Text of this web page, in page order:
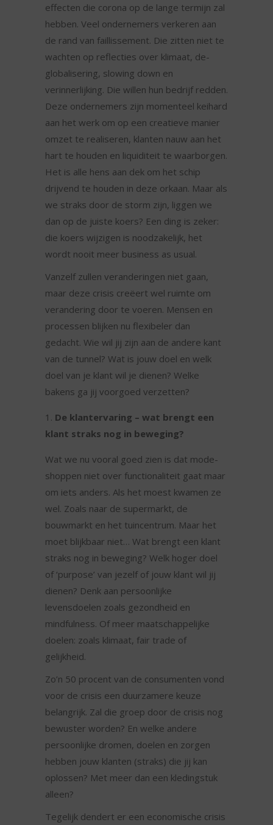
effecten die corona op de lange termijn zal
hebben. Veel ondernemers verkeren aan
de rand van faillissement. Die zitten niet te
wachten op reflecties over klimaat, de-
globalisering, slowing down en
verinnerlijking. Die willen hun bedrijf redden.
Deze ondernemers zijn momenteel keihard
aan het werk om op een creatieve manier
omzet te realiseren, klanten nauw aan het
hart te houden en liquiditeit te waarborgen.
Het is alle hens aan dek om het schip
drijvend te houden in deze orkaan. Maar als
we straks door de storm zijn, liggen we
dan op de juiste koers? Een ding is zeker:
die koers wijzigen is noodzakelijk, het
wordt nooit meer business as usual.
Vanzelf zullen veranderingen niet gaan,
maar deze crisis creëert wel ruimte om
verandering door te voeren. Mensen en
processen blijken nu flexibeler dan
gedacht. Wie wil jij zijn aan de andere kant
van de tunnel? Wat is jouw doel en welk
doel van je klant wil je dienen? Welke
bakens ga jij voorgoed verzetten?
De klantervaring – wat brengt een
klant straks nog in beweging?
Wat we nu vooral goed zien is dat mode-
shoppen niet over functionaliteit gaat maar
om iets anders. Als het moest kwamen ze
wel. Zoals naar de supermarkt, de
bouwmarkt en het tuincentrum. Maar het
moet blijkbaar niet… Wat brengt een klant
straks nog in beweging? Welk hoger doel
of ‘purpose’ van jezelf of jouw klant wil jij
dienen? Denk aan persoonlijke
levensdoelen zoals gezondheid en
mindfulness. Of meer maatschappelijke
doelen: zoals klimaat, fair trade of
gelijkheid.
Zo’n 50 procent van de consumenten vond
voor de crisis een duurzamere keuze
belangrijk. Zal die groep door de crisis nog
bewuster worden? En welke andere
persoonlijke dromen, doelen en zorgen
hebben jouw klanten (straks) die jij kan
oplossen? Met meer dan een kledingstuk
alleen?
Tegelijk dendert er een economische crisis